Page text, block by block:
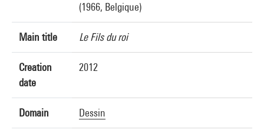
(1966, Belgique)
Main title Le Fils du roi
Creation
date
2012
Domain Dessin